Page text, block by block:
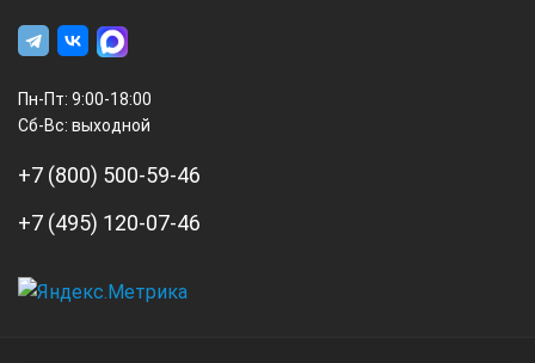
Пн-Пт: 9:00-18:00
Сб-Вс: выходной
+7 (800) 500-59-46
+7 (495) 120-07-46